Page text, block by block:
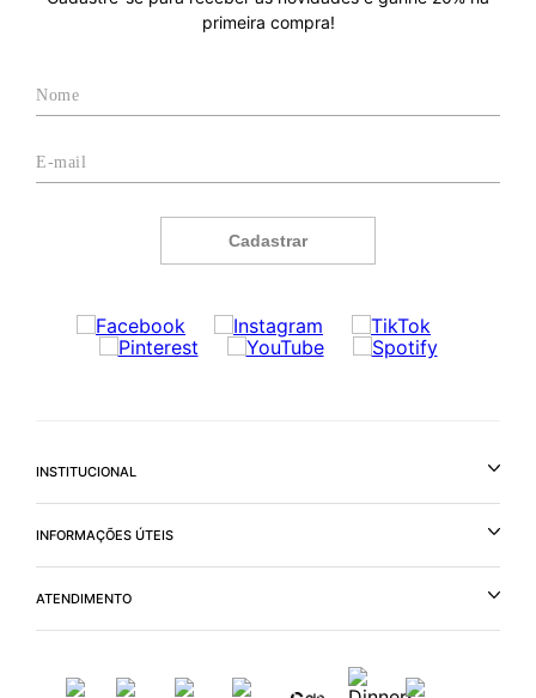
primeira compra!
Cadastrar
INSTITUCIONAL
INFORMAÇÕES ÚTEIS
ATENDIMENTO